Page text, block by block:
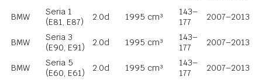
BMW
Seria 1
(E81, E87)
2.0d 1995 cm³
143–
177
2007–2013
BMW
Seria 3
(E90, E91)
2.0d 1995 cm³
143–
177
2007–2013
BMW
Seria 5
(E60, E61)
2.0d 1995 cm³
143–
177
2007–2013